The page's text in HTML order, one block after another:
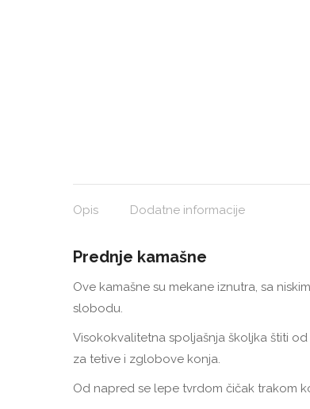
Opis Dodatne informacije
Prednje kamašne
Ove kamašne su mekane iznutra, sa
slobodu.
Visokokvalitetna spoljašnja školjka štiti
za tetive i zglobove konja.
Od napred se lepe tvrdom čičak trakom